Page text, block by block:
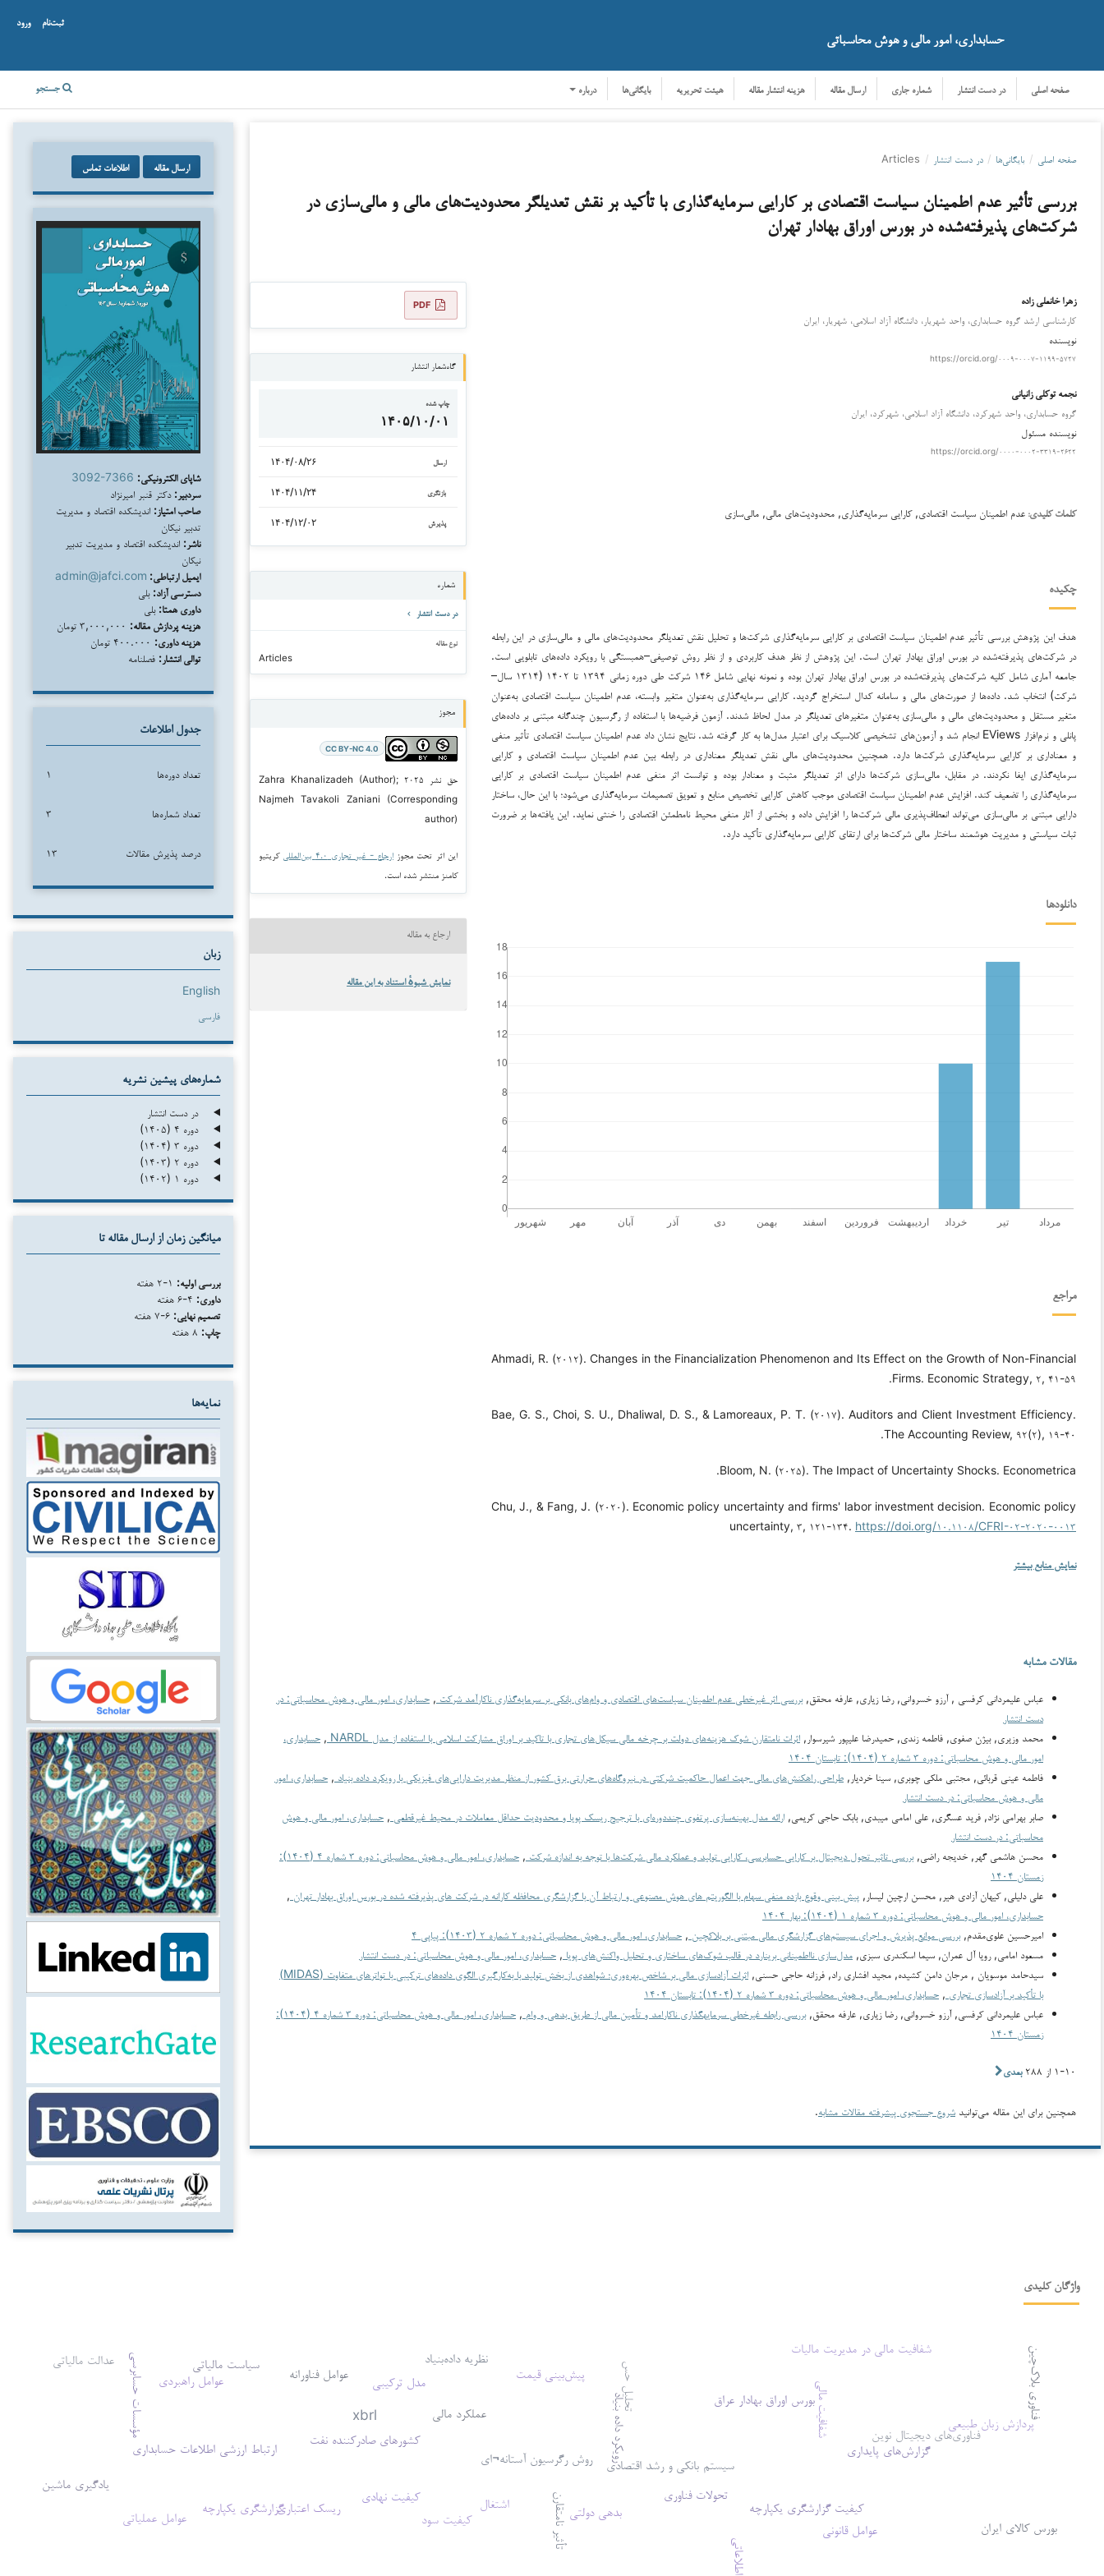
حسابداری، امور مالی و هوش محاسباتی
صفحه اصلی در دست انتشار شماره جاری ارسال مقاله هزینه انتشار مقاله هیئت تحریریه بایگانی‌ها درباره جستجو
ثبت‌نام ورود
صفحه اصلی / بایگانی‌ها / در دست انتشار /
Articles
بررسی تأثیر عدم اطمینان سیاست اقتصادی بر کارایی سرمایه‌گذاری با تأکید بر نقش تعدیلگر محدودیت‌های مالی و مالی‌سازی در
شرکت‌های پذیرفته‌شده در بورس اوراق بهادار تهران
زهرا خانعلی زاده
کارشناسی ارشد گروه حسابداری، واحد شهریار، دانشگاه آزاد اسلامی، شهریار، ایران
نویسنده
https://orcid.org/۰۰۰۹-۰۰۰۷-۱۱۹۹-۵۷۲۷
نجمه توکلی زانیانی
گروه حسابداری، واحد شهرکرد، دانشگاه آزاد اسلامی، شهرکرد، ایران
نویسنده مسئول
https://orcid.org/۰۰۰۰-۰۰۰۲-۳۳۱۹-۲۶۲۲
کلمات کلیدی: عدم اطمینان سیاست اقتصادی, کارایی سرمایه‌گذاری, محدودیت‌های مالی, مالی‌سازی
چکیده
هدف این پژوهش بررسی تأثیر عدم اطمینان سیاست اقتصادی بر کارایی سرمایه‌گذاری شرکت‌ها و تحلیل نقش تعدیلگر محدودیت‌های مالی و مالی‌سازی در این رابطه
در شرکت‌های پذیرفته‌شده در بورس اوراق بهادار تهران است. این پژوهش از نظر هدف کاربردی و از نظر روش توصیفی–همبستگی با رویکرد داده‌های تابلویی است.
جامعه آماری شامل کلیه شرکت‌های پذیرفته‌شده در بورس اوراق بهادار تهران بوده و نمونه نهایی شامل ۱۴۶ شرکت طی دوره زمانی ۱۳۹۴ تا ۱۴۰۲ (۱۳۱۴ سال–
شرکت) انتخاب شد. داده‌ها از صورت‌های مالی و سامانه کدال استخراج گردید. کارایی سرمایه‌گذاری به‌عنوان متغیر وابسته، عدم اطمینان سیاست اقتصادی به‌عنوان
متغیر مستقل و محدودیت‌های مالی و مالی‌سازی به‌عنوان متغیرهای تعدیلگر در مدل لحاظ شدند. آزمون فرضیه‌ها با استفاده از رگرسیون چندگانه مبتنی بر داده‌های
پانلی و نرم‌افزار EViews انجام شد و آزمون‌های تشخیصی کلاسیک برای اعتبار مدل‌ها به کار گرفته شد. نتایج نشان داد عدم اطمینان سیاست اقتصادی تأثیر منفی
و معناداری بر کارایی سرمایه‌گذاری شرکت‌ها دارد. همچنین محدودیت‌های مالی نقش تعدیلگر معناداری در رابطه بین عدم اطمینان سیاست اقتصادی و کارایی
سرمایه‌گذاری ایفا نکردند. در مقابل، مالی‌سازی شرکت‌ها دارای اثر تعدیلگر مثبت و معنادار بوده و توانست اثر منفی عدم اطمینان سیاست اقتصادی بر کارایی
سرمایه‌گذاری را تضعیف کند. افزایش عدم اطمینان سیاست اقتصادی موجب کاهش کارایی تخصیص منابع و تعویق تصمیمات سرمایه‌گذاری می‌شود؛ با این حال، ساختار
دارایی مبتنی بر مالی‌سازی می‌تواند انعطاف‌پذیری مالی شرکت‌ها را افزایش داده و بخشی از آثار منفی محیط نامطمئن اقتصادی را خنثی نماید. این یافته‌ها بر ضرورت
ثبات سیاستی و مدیریت هوشمند ساختار مالی شرکت‌ها برای ارتقای کارایی سرمایه‌گذاری تأکید دارد.
دانلودها
مراجع
Ahmadi, R. (۲۰۱۲). Changes in the Financialization Phenomenon and Its Effect on the Growth of Non-Financial
Firms. Economic Strategy, ۲, ۴۱-۵۹.
Bae, G. S., Choi, S. U., Dhaliwal, D. S., & Lamoreaux, P. T. (۲۰۱۷). Auditors and Client Investment Efficiency.
The Accounting Review, ۹۲(۲), ۱۹-۴۰.
Bloom, N. (۲۰۲۵). The Impact of Uncertainty Shocks. Econometrica.
Chu, J., & Fang, J. (۲۰۲۰). Economic policy uncertainty and firms' labor investment decision. Economic policy
uncertainty, ۳, ۱۲۱-۱۳۴. https://doi.org/۱۰.۱۱۰۸/CFRI-۰۲-۲۰۲۰-۰۰۱۳
نمایش منابع بیشتر
دانلود PDF
گاه‌شمار انتشار
چاپ شده
۱۴۰۵/۱۰/۰۱
ارسال ۱۴۰۴/۰۸/۲۶
بازنگری ۱۴۰۴/۱۱/۲۴
پذیرش ۱۴۰۴/۱۲/۰۲
شماره
در دست انتشار
نوع مقاله
Articles
مجوز
CC BY-NC 4.0
حق نشر ۲۰۲۵ Zahra Khanalizadeh (Author);
Najmeh Tavakoli Zaniani (Corresponding
author)
این اثر تحت مجوزارجاع - غیر تجاری ۴.۰ بین‌المللی
کریتیو
کامنز منتشر شده است.
ارجاع به مقاله
نمایش شیوهٔ استناد به این مقاله
مقالات مشابه
عباس علیمردانی کرفسی , آرزو خسروانی, رضا زیاری, عارفه محقق,بررسی اثر غیرخطی عدم اطمینان سیاست‌های اقتصادی و وام‌های بانکی بر سرمایه‌گذاری ناکارآمد شرکت , حسابداری، امور مالی و هوش محاسباتی: در
دست انتشار
محمد وزیری, بیژن صفوی, فاطمه زندی, حمیدرضا علیپور شیرسوار, اثرات نامتقارن شوک هزینه‌های دولت بر چرخه مالی سیکل‌های تجاری با تاکید بر اوراق مشارکت اسلامی با استفاده از مدل NARDL , حسابداری،
امور مالی و هوش محاسباتی: دوره ۳ شماره ۲ (۱۴۰۴): تابستان ۱۴۰۴
فاطمه عینی قربائی, مجتبی ملکی چوبری, سینا خردیار, طراحی راهکنش‌های مالی جهت اعمال حاکمیت شرکتی در نیروگاه‌های حرارتی برق کشور از منظر مدیریت دارایی‌های فیزیکی با رویکرد داده بنیاد , حسابداری، امور
مالی و هوش محاسباتی: در دست انتشار
صابر بهرامی نژاد, فرید عسگری, علی امامی میبدی, بابک حاجی کریمی, ارائه مدل بهینه‌سازی پرتفوی چنددوره‌ای با ترجیح ریسک پویا و محدودیت حداقل معاملات در محیط غیرقطعی , حسابداری، امور مالی و هوش
محاسباتی: در دست انتشار
محسن هاشمی‌ گهر, خدیجه راضی,بررسی تاثیر تحول دیجیتال بر کارایی حسابرسی، کارایی تولید و عملکرد مالی شرکت‌ها با توجه به اندازه شرکت ,
حسابداری، امور مالی و هوش محاسباتی: دوره ۳ شماره ۴ (۱۴۰۴):
زمستان ۱۴۰۴
علی دلیلی, کیهان آزادی هیر, محسن ارچین لیسار, پیش بینی وقوع بازده منفی سهام با الگوریتم های هوش مصنوعی و ارتباط آن با گزارشگری محافظه کارانه در شرکت های پذیرفته شده در بورس اوراق بهادار تهران ,
حسابداری، امور مالی و هوش محاسباتی: دوره ۳ شماره ۱ (۱۴۰۴): بهار ۱۴۰۴
امیرحسین علوی‌مقدم,بررسی موانع پذیرش و اجرای سیستم‌های گزارشگری مالی مبتنی بر بلاکچین , حسابداری، امور مالی و هوش محاسباتی: دوره ۲ شماره ۲ (۱۴۰۳): پیاپی ۴
مسعود امامی, رویا آل عمران, سیما اسکندری سبزی, مدل‌سازی نااطمینانی برینارد در قالب شوک‌های ساختاری و تحلیل واکنش‌های پویا , حسابداری، امور مالی و هوش محاسباتی: در دست انتشار
سیدحامد موسویان , مرجان دامن کشیده, مجید افشاری راد, فرزانه حاجی حسنی,
اثرات آزادسازی مالی بر شاخص بهره‌وری؛ شواهدی از بخش تولید با به‌کارگیری الگوی داده‌های ترکیبی با تواترهای متفاوت (MIDAS)
با تأکید بر آزادسازی تجاری , حسابداری، امور مالی و هوش محاسباتی: دوره ۳ شماره ۲ (۱۴۰۴): تابستان ۱۴۰۴
عباس علیمردانی کرفسی, آرزو خسروانی, رضا زیاری, عارفه محقق,بررسی رابطه غیرخطی سرمایه‎گذاری ناکارامد و تأمین مالی از طریق بدهی و وام ,
حسابداری، امور مالی و هوش محاسباتی: دوره ۳ شماره ۴ (۱۴۰۴):
زمستان ۱۴۰۴
۱-۱۰ از ۲۸۸ بعدی
همچنین برای این مقاله می‌توانید شروع جستجوی پیشرفته مقالات مشابه.
ارسال مقاله اطلاعات تماس
شاپای الکترونیکی: 3092-7366
سردبیر: دکتر قنبر امیرنژاد
صاحب امتیاز: اندیشکده اقتصاد و مدیریت
تدبیر نیکان
ناشر: اندیشکده اقتصاد و مدیریت تدبیر
نیکان
ایمیل ارتباطی: admin@jafci.com
دسترسی آزاد: بلی
داوری همتا: بلی
هزینه پردازش مقاله:
هزینه داوری:
توالی انتشار: فصلنامه
جدول اطلاعات
تعداد دوره‌ها ۱
تعداد شماره‌ها ۳
درصد پذیرش مقالات ۱۳
زبان
English
فارسی
شماره‌های پیشین نشریه
در دست انتشار
دوره ۴ (۱۴۰۵)
دوره ۳ (۱۴۰۴)
دوره ۲ (۱۴۰۳)
دوره ۱ (۱۴۰۲)
میانگین زمان از ارسال مقاله تا
بررسی اولیه:
داوری:
تصمیم نهایی:
چاپ:
نمایه‌ها
واژگان کلیدی
بدهی دولتی
روش رگرسیون آستانه¬ای
اشتغال
کشورهای صادرکننده نفت
کیفیت نهادی
ریسک اعتباری
سیستم بانکی و رشد اقتصادی
گزارشگری یکپارچه کیفیت گزارشگری یکپارچه
عملکرد مالی
ارتباط ارزشی اطلاعات حسابداری
کیفیت سود
بورس اوراق بهادار عراق
گزارش‌های پایداری
تأثیر نامتقارن
فناوری‌های دیجیتال نوین
تحولات فناوری
مؤسسات حسابرسی رویکرد داده بنیاد
بورس کالای ایران
پردازش زبان طبیعی
تحلیل حس پیش‌بینی قیمت مدل ترکیبی
یادگیری ماشین
شفافیت مالی در مدیریت مالیات
عوامل فناورانه
عوامل قانونی
عوامل عملیاتی
عوامل راهبردی
xbrl
نظریه داده‌بنیاد فناوری بلاک‌چین سیاست مالیاتی
شفافیت مالی
عدالت مالیاتی